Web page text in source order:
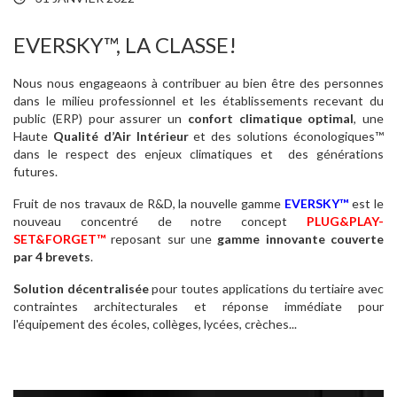
EVERSKY™, LA CLASSE!
Nous nous engageaons à contribuer au bien être des personnes
dans le milieu professionnel et les établissements recevant du
public (ERP) pour assurer un confort climatique optimal, une
Haute Qualité d’Air Intérieuret des solutions éconologiques™
dans le respect des enjeux climatiques et des générations
futures.
Fruit de nos travaux de R&D, la nouvelle gamme EVERSKY™ est le
nouveau concentré de notre concept PLUG&PLAY-
SET&FORGET™ reposant sur une gamme innovante couverte
par 4 brevets.
Solution décentraliséepour toutes applications du tertiaire avec
contraintes architecturales et réponse immédiate pour
l'équipement des écoles, collèges, lycées, crèches...